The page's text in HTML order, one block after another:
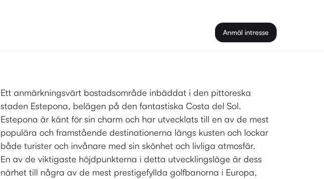
Anmäl intresse
Ett anmärkningsvärt bostadsområde inbäddat i den pittoreska
staden Estepona, belägen på den fantastiska Costa del Sol.
Estepona är känt för sin charm och har utvecklats till en av de mest
populära och framstående destinationerna längs kusten och lockar
både turister och invånare med sin skönhet och livliga atmosfär.
En av de viktigaste höjdpunkterna i detta utvecklingsläge är dess
närhet till några av de mest prestigefyllda golfbanorna i Europa,